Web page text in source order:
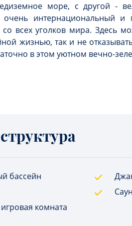
море, с другой -
интернациональный и
со всех уголков мира. Здесь
жизнью, так и не
в этом уютном вечно-
бассейн
комната